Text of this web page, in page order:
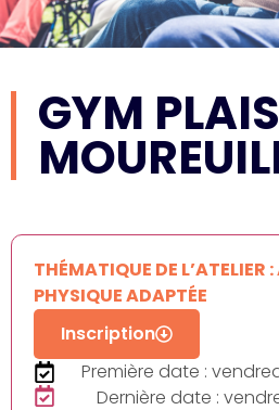
GYM
THÉMATIQUE DE L’ATELIER
PHYSIQUE ADAPTÉE
Inscription
Première date :
Dernière date :